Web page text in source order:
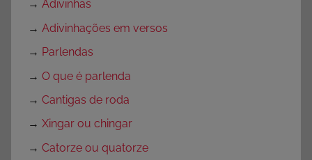
o
o
→ Adivinhas
→ Adivinhações em versos
→ Parlendas
→ O que é parlenda
→ Cantigas de roda
→ Xingar ou chingar
→ Catorze ou quatorze